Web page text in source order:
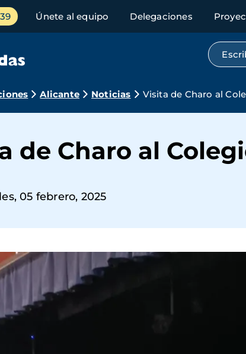
Únete al equipo Delegaciones
Alicante Noticias Visita de Charo al
de Charo al
05 febrero, 2025